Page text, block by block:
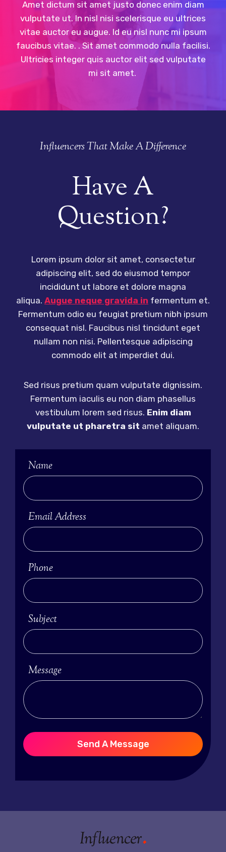
Amet dictum sit amet justo donec enim diam
vulputate ut. In nisl nisi scelerisque eu ultrices
vitae auctor eu augue. Id eu nisl nunc mi ipsum
faucibus vitae. . Sit amet commodo nulla facilisi.
Ultricies integer quis auctor elit sed vulputate
mi sit amet.
Influencers That Make A Difference
Have A
Question?
Lorem ipsum dolor sit amet, consectetur
adipiscing elit, sed do eiusmod tempor
incididunt ut labore et dolore magna
aliqua. Augue neque gravida in fermentum et.
Fermentum odio eu feugiat pretium nibh ipsum
consequat nisl. Faucibus nisl tincidunt eget
nullam non nisi. Pellentesque adipiscing
commodo elit at imperdiet dui.
Sed risus pretium quam vulputate dignissim.
Fermentum iaculis eu non diam phasellus
vestibulum lorem sed risus. Enim diam
vulputate ut pharetra sit amet aliquam.
Name
Email Address
Phone
Subject
Message
Send A Message